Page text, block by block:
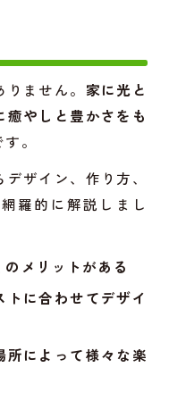
ません。 家に光と
やしと豊かさをも
。
ザイン、作り方、
羅的に解説しまし
メリットがある
に合わせてデザイ
所によって様々な楽